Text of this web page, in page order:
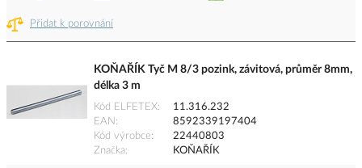
Přidat k porovnání
KOŇAŘÍK Tyč M 8/3 pozink, závitová, průměr 8mm,
délka 3 m
Kód ELFETEX
11.316.232
EAN
8592339197404
Kód výrobce
22440803
Značka
KOŇAŘÍK